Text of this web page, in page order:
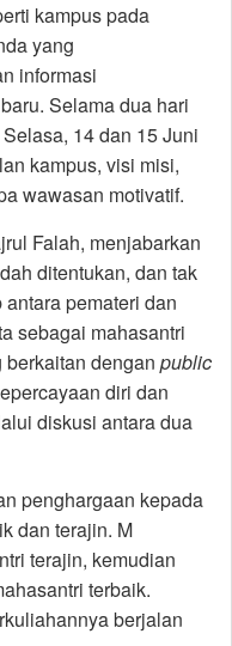
kampus pada
yang
informasi
Selama dua hari
14 dan 15 Juni
kampus, visi misi,
wawasan motivatif.
Falah, menjabarkan
ditentukan, dan tak
pemateri dan
sebagai mahasantri
dengan public
diri dan
diskusi antara dua
penghargaan kepada
dan terajin. M
terajin, kemudian
terbaik.
berjalan